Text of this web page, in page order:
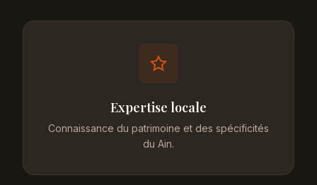
Expertise locale
Connaissance du patrimoine et des spécificités
du Ain.